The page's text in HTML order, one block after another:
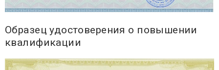
Образец удостоверения о повышении
квалификации